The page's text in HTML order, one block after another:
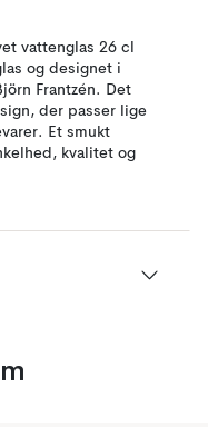
vattenglas 26 cl
og designet i
Frantzén. Det
der passer lige
Et smukt
kvalitet og